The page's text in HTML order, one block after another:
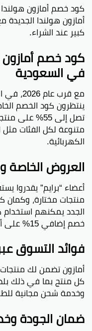
كود خصم أمازون
أمازون هولندا
كبير عند الشراء.
في السعودية
مع قرب
ينتظرون كود الخصم
تصل إلى 55%
متنوعة لكل الفئات مثل
الكهربائية.
العروض الخاصة
خصم إضافي 15% على أول طلب، بحد أقصى 50 ريال.
فوائد التسوق
أمازون تضمن لك
كل منتج بما في ذلك
وخدمة شحن مجانية
ضمان الجودة